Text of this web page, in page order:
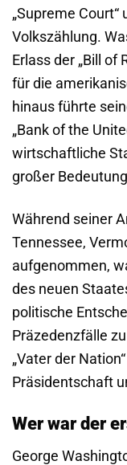
„Supreme
Volkszählung.
Erlass der „Bill of
für die
hinaus führte
„Bank of the
wirtschaftliche
großer
Während seiner
Tennessee,
aufgenommen,
des neuen
politische
Präzedenzfälle
„Vater der
Präsidentschaft
Wer war der
George